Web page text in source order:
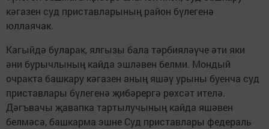
кәгазен суд пристав­лары­ның район бү­легенә
юллаячак.
Кагыйдә буларак, ялгызы бала тәр­­бияләүче әти яки
әни бурыч­лының кай­да эшләвен белми. Мондый
очракта башкару кәгазен аның яшәү урыны буенча суд
приставлары бүлегенә җибә­рергә рөхсәт ителә.
Дәгъвачы җа­вапка тартылу­чының кайда яшәвен
белмәсә, баш­карма эшне Суд приставлары федераль